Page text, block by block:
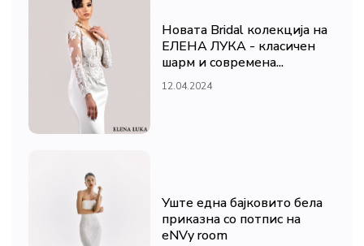
Новата Bridal колекција на
ЕЛЕНА ЛУКА - класичен
шарм и современа...
12.04.2024
Уште една бајковито бела
приказна со потпис на
eNVy room